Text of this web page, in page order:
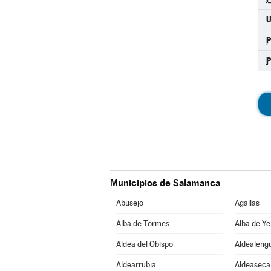
Municipios de Salamanca
Abusejo Agallas
Alba de Tormes Alba de
Aldea del Obispo
Aldearrubia